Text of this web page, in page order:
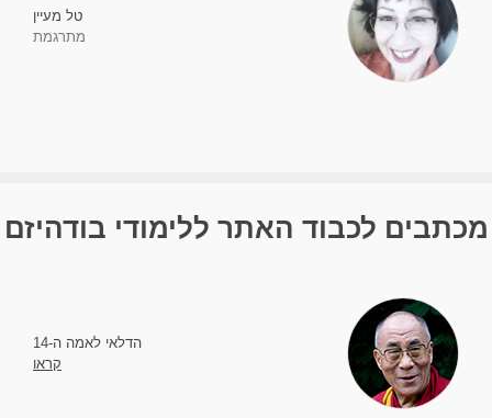
טל מעיין
מתרגמת
מכתבים לכבוד האתר ללימודי בודהיזם
הדלאי לאמה ה-14
קראו